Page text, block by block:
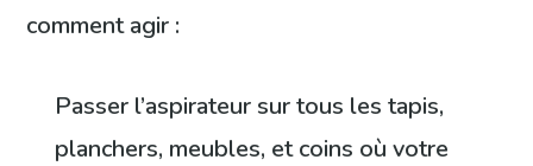
comment agir :
Passer l’aspirateur sur tous les tapis,
planchers, meubles, et coins où votre